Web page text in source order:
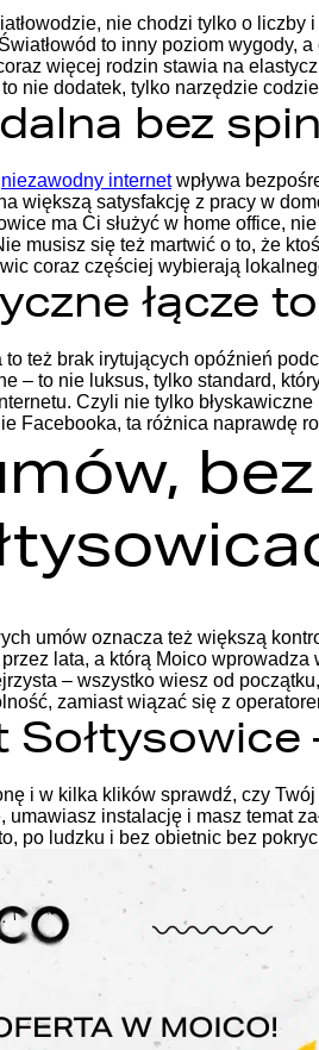
nie chodzi tylko o
to inny poziom wygody,
więcej rodzin stawia na
nie dodatek, tylko narzędzie
bez
niezawodny internetwpływa
większą satysfakcję z pracy w
ma Ci służyć w home office,
musisz się też martwić o to, że
coraz częściej wybierają
łącze
to też brak irytujących opóźnień
– to nie luksus, tylko standard,
Czyli nie tylko
Facebooka, ta różnica naprawdę
umów oznacza też większą
przez lata, a którą Moico
– wszystko wiesz od
zamiast wiązać się z
i w kilka klików sprawdź, czy
umawiasz instalację i masz temat
po ludzku i bez obietnic bez